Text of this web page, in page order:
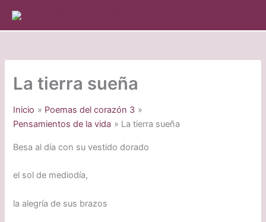
contenido
La tierra sueña
Inicio
Poemas del corazón 3
Pensamientos de la vida
La tierra sueña
Besa al día con su vestido dorado
el sol de mediodía,
la alegría de sus brazos